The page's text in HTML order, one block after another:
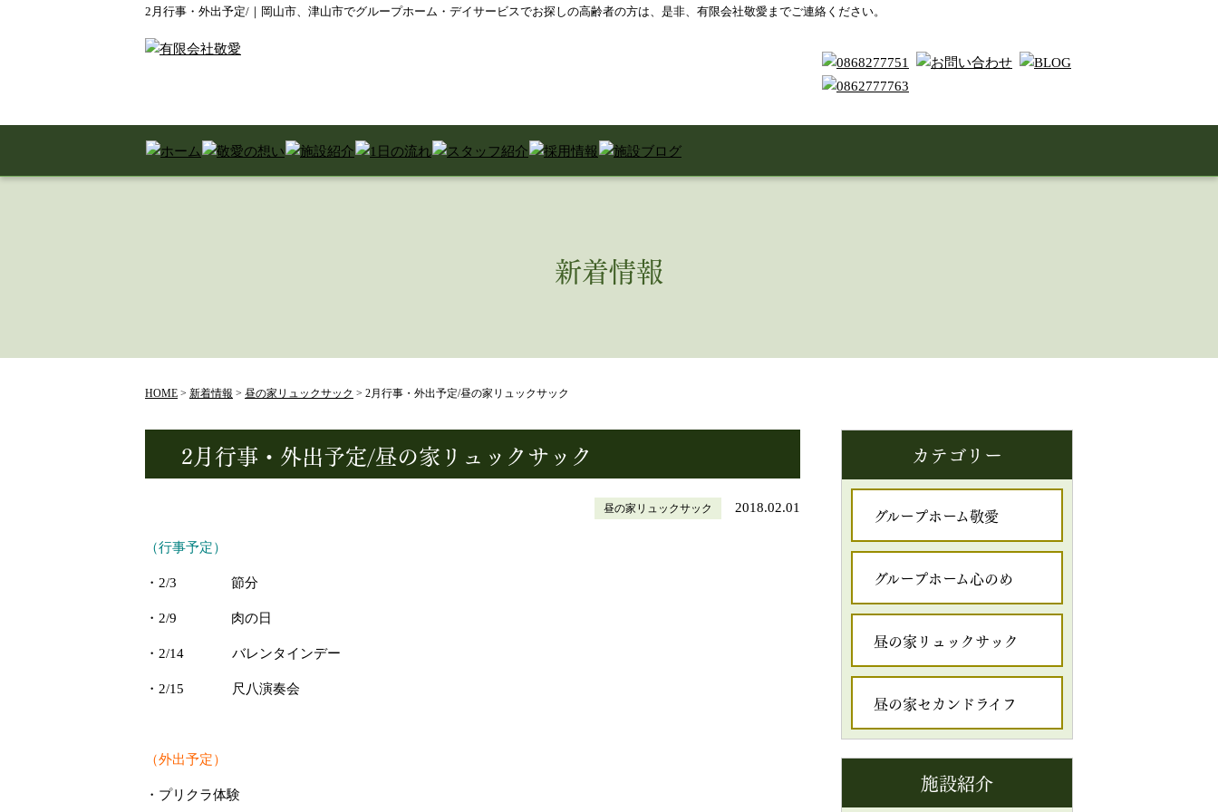
2月行事・外出予定/｜岡山市、津山市でグループホーム・デイサービスでお探しの高齢者の方は、是非、有限会社敬愛までご連絡ください。
新着情報
HOME > 新着情報 > 昼の家リュックサック > 2月行事・外出予定/昼の家リュックサック
2月行事・外出予定/昼の家リュックサック
昼の家リュックサック 2018.02.01
（行事予定）
・2/3 節分
・2/9 肉の日
・2/14 バレンタインデー
・2/15 尺八演奏会
（外出予定）
・プリクラ体験
カテゴリー
グループホーム敬愛
グループホーム心のめ
昼の家リュックサック
昼の家セカンドライフ
施設紹介